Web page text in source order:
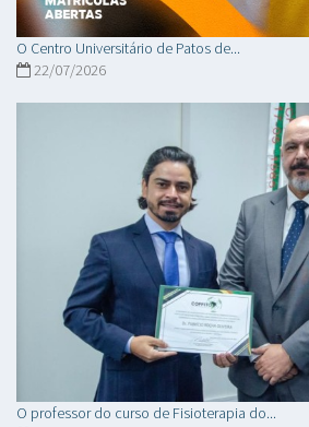
O Centro Universitário de Patos de...
22/07/2026
O professor do curso de Fisioterapia do...